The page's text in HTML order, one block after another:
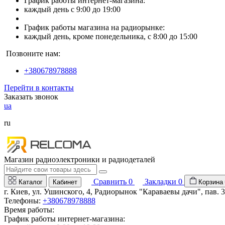
каждый день с 9:00 до 19:00
График работы магазина на радиорынке:
каждый день, кроме понедельника, с 8:00 до 15:00
Позвоните нам:
+380678978888
Перейти в контакты
Заказать звонок
ua
ru
Магазин радиоэлектроники и радиодеталей
Каталог Кабинет Сравнить 0 Закладки 0 Корзина
г. Киев, ул. Ушинского, 4, Радиорынок "Караваевы дачи", пав.
Телефоны: +380678978888
Время работы:
График работы интернет-магазина: